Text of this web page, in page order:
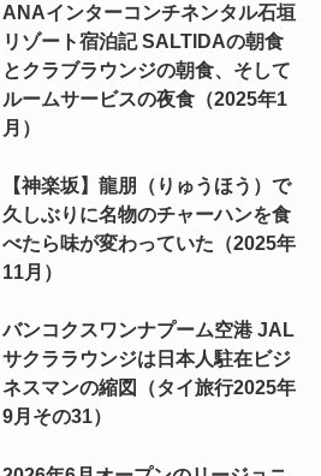
ANAインターコンチネンタル石垣
リゾート宿泊記 SALTIDAの朝食
とクラブラウンジの朝食、そして
ルームサービスの夜食（2025年1
月）
【神楽坂】龍朋（りゅうほう）で
久しぶりに名物のチャーハンを食
べたら味が変わっていた（2025年
11月）
バンコクスワンナプーム空港 JAL
サクララウンジは日本人駐在ビジ
ネスマンの縮図（タイ旅行2025年
9月その31）